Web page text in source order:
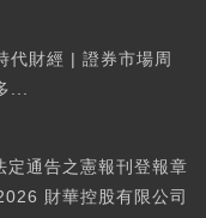
代財經 | 證券市場周
...
定通告之憲報刊登報章
財華控股有限公司